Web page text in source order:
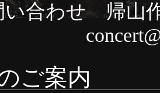
い合わせ 帰山
ご案内